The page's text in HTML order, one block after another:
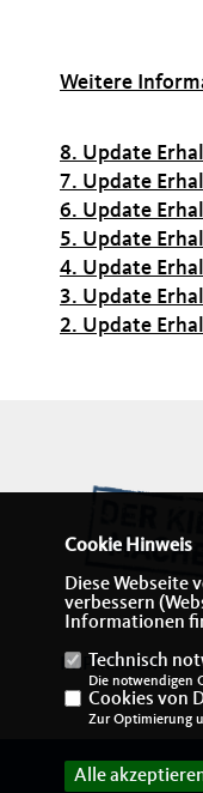
Weitere
8. Update
7. Update
6. Update
5. Update
4. Update
3. Update
2. Update
IMPRESSUM
Cookie Hinweis
Diese Webseite
verbessern
Informationen
Technisch
Die notwendigen
Cookies von
Zur Optimierung
Alle